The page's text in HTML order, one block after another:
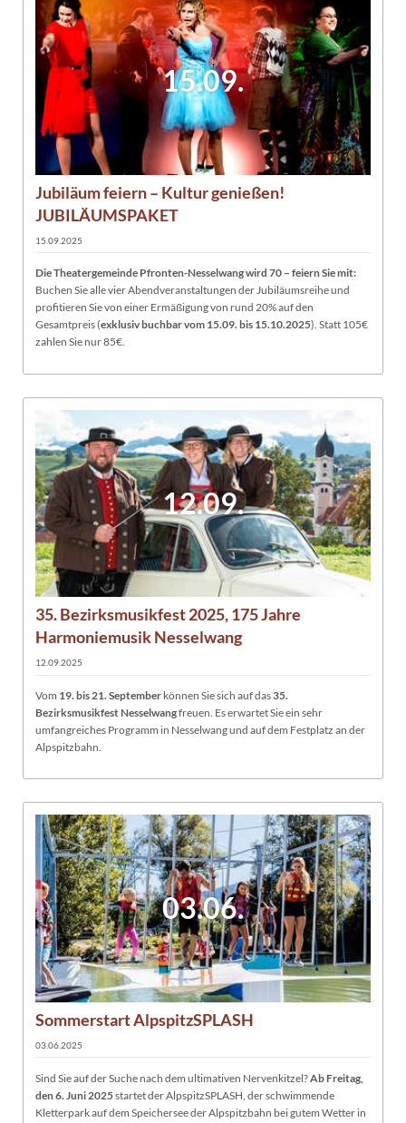
15.09.
Jubiläum feiern – Kultur genießen!
JUBILÄUMSPAKET
15.09.2025
Die Theatergemeinde Pfronten-Nesselwang wird 70 – feiern Sie mit:
Buchen Sie alle vier Abendveranstaltungen der Jubiläumsreihe und
profitieren Sie von einer Ermäßigung von rund 20% auf den
Gesamtpreis (exklusiv buchbar vom 15.09. bis 15.10.2025). Statt 105€
zahlen Sie nur 85€.
12.09.
35. Bezirksmusikfest 2025, 175 Jahre
Harmoniemusik Nesselwang
12.09.2025
Vom 19. bis 21. September können Sie sich auf das35.
Bezirksmusikfest Nesselwangfreuen. Es erwartet Sie ein sehr
umfangreiches Programm in Nesselwang und auf dem Festplatz an der
Alpspitzbahn.
03.06.
Sommerstart AlpspitzSPLASH
03.06.2025
Sind Sie auf der Suche nach dem ultimativen Nervenkitzel?Ab Freitag,
den 6. Juni 2025startet der AlpspitzSPLASH, der schwimmende
Kletterpark auf dem Speichersee der Alpspitzbahn bei gutem Wetter in